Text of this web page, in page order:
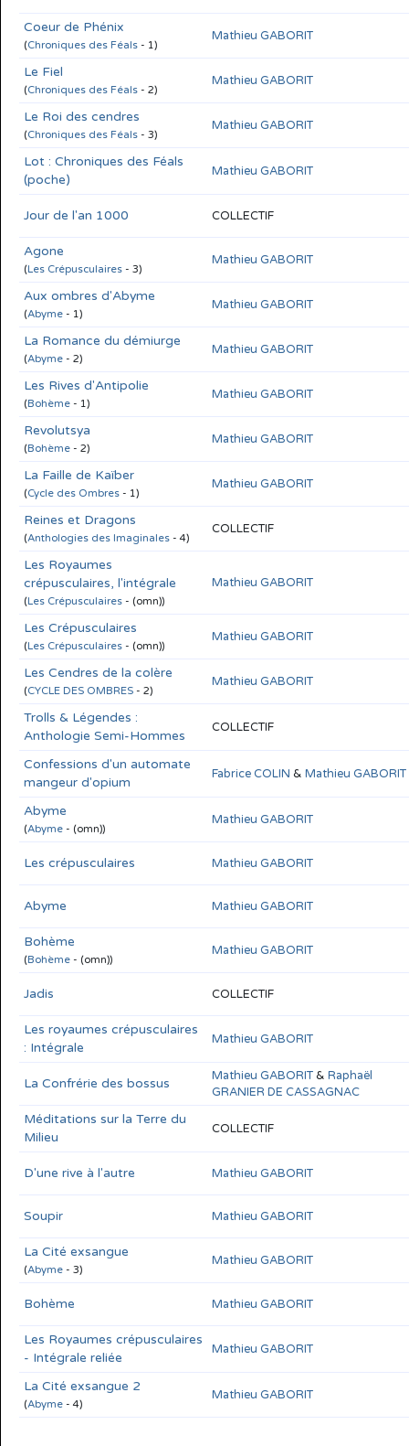
Coeur de Phénix
(Chroniques des Féals - 1)
Mathieu GABORIT
Le Fiel
(Chroniques des Féals - 2)
Mathieu GABORIT
Le Roi des cendres
(Chroniques des Féals - 3)
Mathieu GABORIT
Lot : Chroniques des Féals
(poche)
Mathieu GABORIT
Jour de l'an 1000 COLLECTIF
Agone
(Les Crépusculaires - 3)
Mathieu GABORIT
Aux ombres d'Abyme
(Abyme - 1)
Mathieu GABORIT
La Romance du démiurge
(Abyme - 2)
Mathieu GABORIT
Les Rives d'Antipolie
(Bohème - 1)
Mathieu GABORIT
Revolutsya
(Bohème - 2)
Mathieu GABORIT
La Faille de Kaïber
(Cycle des Ombres - 1)
Mathieu GABORIT
Reines et Dragons
(Anthologies des Imaginales - 4)
COLLECTIF
Les Royaumes
crépusculaires, l'intégrale
(Les Crépusculaires - (omn))
Mathieu GABORIT
Les Crépusculaires
(Les Crépusculaires - (omn))
Mathieu GABORIT
Les Cendres de la colère
(CYCLE DES OMBRES - 2)
Mathieu GABORIT
Trolls & Légendes :
Anthologie Semi-Hommes
COLLECTIF
Confessions d'un automate
mangeur d'opium
Fabrice COLIN & Mathieu GABORIT
Abyme
(Abyme - (omn))
Mathieu GABORIT
Les crépusculaires Mathieu GABORIT
Abyme Mathieu GABORIT
Bohème
(Bohème - (omn))
Mathieu GABORIT
Jadis COLLECTIF
Les royaumes crépusculaires
: Intégrale
Mathieu GABORIT
La Confrérie des bossus Mathieu GABORIT& Raphaël
GRANIER DE CASSAGNAC
Méditations sur la Terre du
Milieu
COLLECTIF
D'une rive à l'autre Mathieu GABORIT
Soupir Mathieu GABORIT
La Cité exsangue
(Abyme - 3)
Mathieu GABORIT
Bohème Mathieu GABORIT
Les Royaumes crépusculaires
- Intégrale reliée
Mathieu GABORIT
La Cité exsangue 2
(Abyme - 4)
Mathieu GABORIT